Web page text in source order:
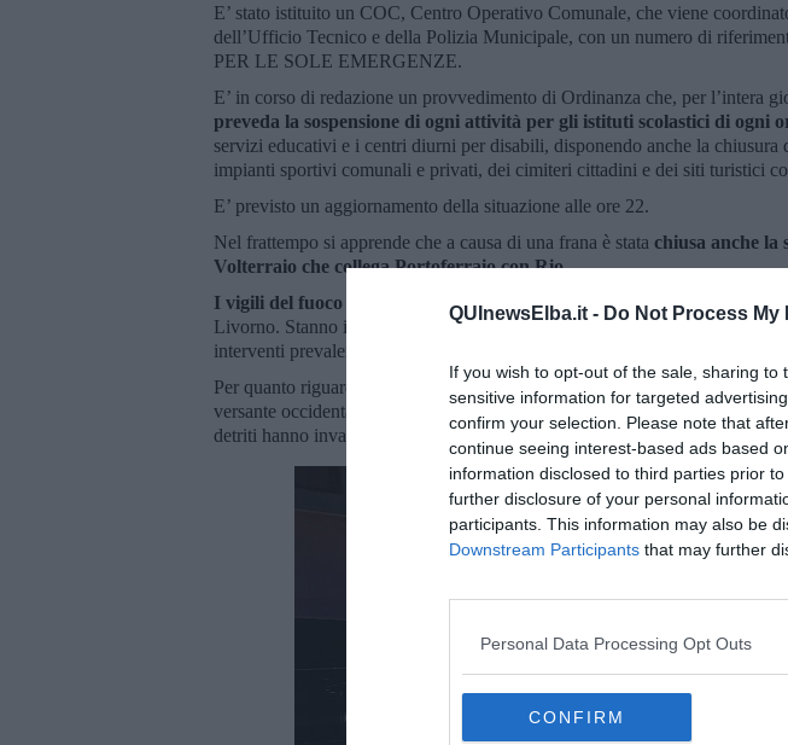
QUInewsElba.it - Do Not Process
If you wish to opt-out of the sale, sharing
sensitive information for targeted
confirm your selection. Please note that
continue seeing interest-based ads based
information disclosed to third parties prior
further disclosure of your personal
participants. This information may also be
Downstream Participants that may further
Personal Data Processing Opt Outs
CONFIRM
E’ stato istituito un COC, Centro Operativo Comunale, che viene
dell’Ufficio Tecnico e della Polizia Municipale, con un numero di
PER LE SOLE EMERGENZE.
E’ in corso di redazione un provvedimento di Ordinanza che, per l’intera
preveda la sospensione di ogni attività per gli istituti scolastici di ogni
servizi educativi e i centri diurni per disabili, disponendo anche la
impianti sportivi comunali e privati, dei cimiteri cittadini e dei siti turistici
E’ previsto un aggiornamento della situazione alle ore 22.
Nel frattempo si apprende che a causa di una frana è stata chiusa anche la
Volterraio che collega Portoferraio con Rio.
I vigili del fuoco fanno inoltre sapere chestanno operando squadre e
Livorno. Stanno inoltre arrivando sull'isola mezzi e uomini dai Comandi
interventi prevalenti dei vigili del fuoco effettuati e in corso riguardano
Per quanto riguarda le altre zone dell'isola criticità si registrano sulle strade
versante occidentale in particolare verso Marina di Campo e nella zona da
detriti hanno invaso le strade.